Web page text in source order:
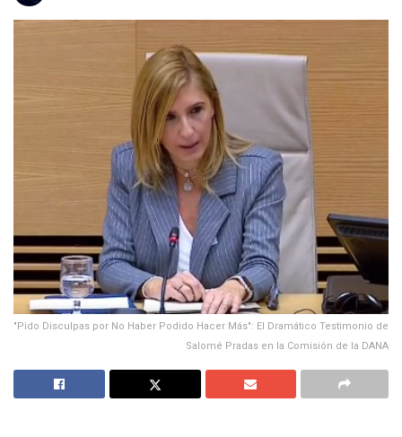
"Pido Disculpas por No Haber Podido Hacer Más": El Dramático Testimonio de
Salomé Pradas en la Comisión de la DANA